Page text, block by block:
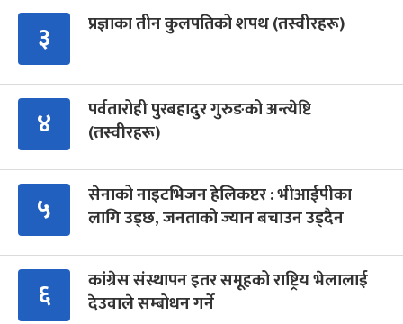
३ प्रज्ञाका तीन कुलपतिको शपथ (तस्वीरहरू)
४
पर्वतारोही पुरबहादुर गुरुङको अन्त्येष्टि
(तस्वीरहरू)
५
सेनाको नाइटभिजन हेलिकप्टर : भीआईपीका
लागि उड्छ, जनताको ज्यान बचाउन उड्दैन
६
कांग्रेस संस्थापन इतर समूहको राष्ट्रिय भेलालाई
देउवाले सम्बोधन गर्ने